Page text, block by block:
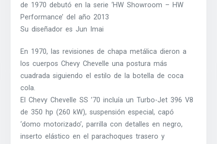
de 1970 debutó en la serie ‘HW Showroom – HW
Performance’ del año 2013
Su diseñador es Jun Imai
En 1970, las revisiones de chapa metálica dieron a
los cuerpos Chevy Chevelle una postura más
cuadrada siguiendo el estilo de la botella de coca
cola.
El Chevy Chevelle SS ’70 incluía un Turbo-Jet 396 V8
de 350 hp (260 kW), suspensión especial, capó
‘domo motorizado’, parrilla con detalles en negro,
inserto elástico en el parachoques trasero y